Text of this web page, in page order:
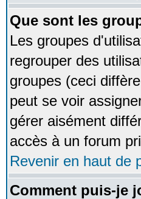
Que sont les
Les groupes
regrouper des
groupes (ceci
peut se voir
gérer aisément
accès à un forum
Revenir en haut de
Comment puis-je